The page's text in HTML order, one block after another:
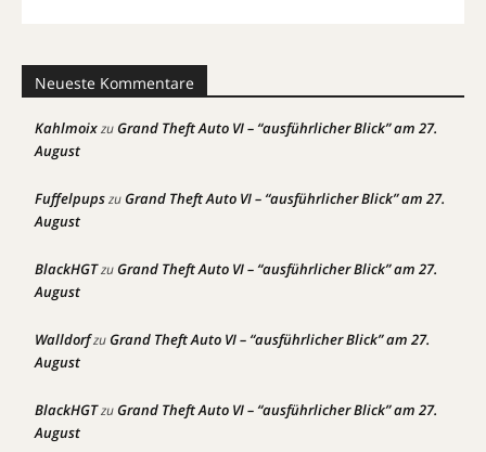
Neueste Kommentare
KahlmoixzuGrand Theft Auto VI – “ausführlicher Blick” am 27.
August
FuffelpupszuGrand Theft Auto VI – “ausführlicher Blick” am 27.
August
BlackHGTzuGrand Theft Auto VI – “ausführlicher Blick” am 27.
August
WalldorfzuGrand Theft Auto VI – “ausführlicher Blick” am 27.
August
BlackHGTzuGrand Theft Auto VI – “ausführlicher Blick” am 27.
August